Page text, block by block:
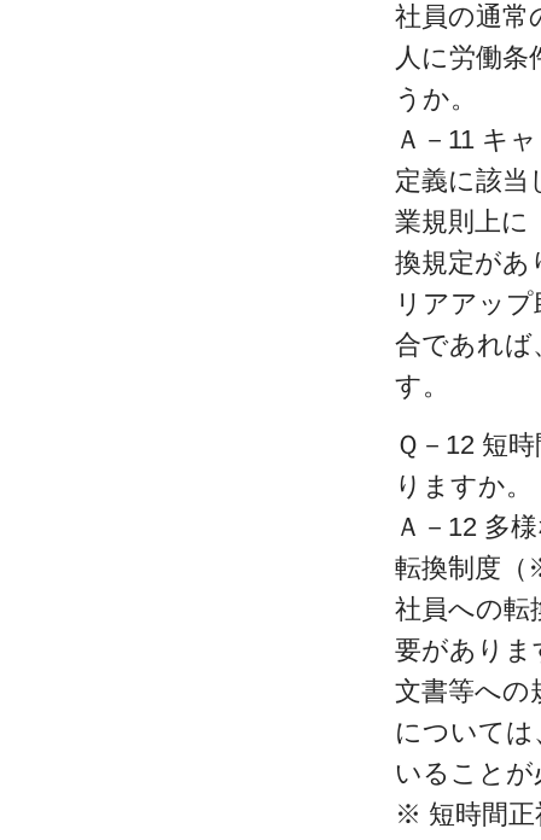
社員の通常
人に労働
うか。
Ａ－11 キ
定義に該当
業規則上に
換規定があ
リアアッ
合であれば
す。
Ｑ－12 短
りますか。
Ａ－12 多
転換制度（
社員への転
要がありま
文書等への
については
いること
※ 短時間正